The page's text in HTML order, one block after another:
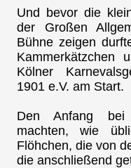
Und bevor die
der Großen
Bühne zeigen
Kammerkätzchen
Kölner
1901 e.V. am Start.
Den Anfang bei
machten, wie
Flöhchen, die von
die anschließend